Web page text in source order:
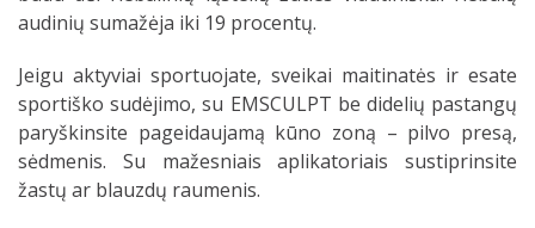
audinių sumažėja iki 19 procentų.
Jeigu aktyviai sportuojate, sveikai maitinatės ir esate
sportiško sudėjimo, su EMSCULPT be didelių pastangų
paryškinsite pageidaujamą kūno zoną – pilvo presą,
sėdmenis. Su mažesniais aplikatoriais sustiprinsite
žastų ar blauzdų raumenis.